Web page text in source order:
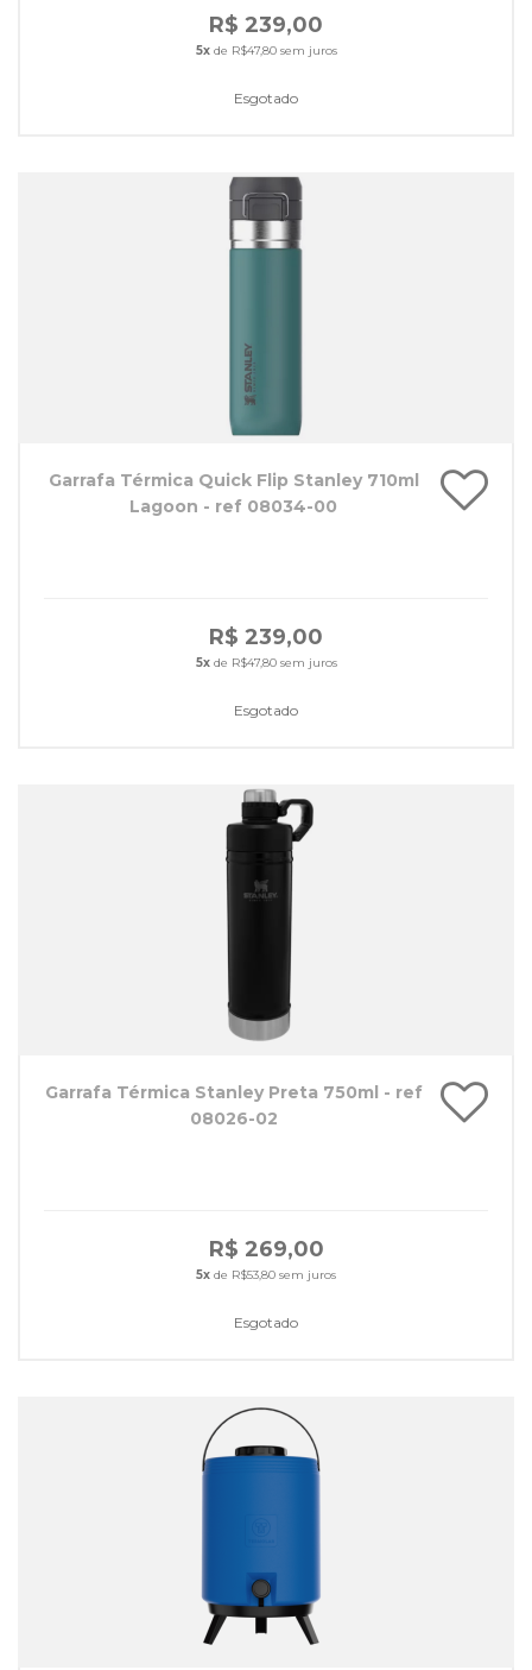
R$ 239,00
5xde R$47,80 sem juros
Esgotado
Garrafa Térmica Quick Flip Stanley 710ml
Lagoon - ref 08034-00
R$ 239,00
5xde R$47,80 sem juros
Esgotado
Garrafa Térmica Stanley Preta 750ml - ref
08026-02
R$ 269,00
5x de R$53,80 sem juros
Esgotado